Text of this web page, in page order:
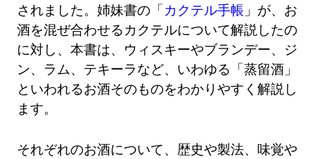
されました。姉妹書の「カクテル手帳 」が、お
酒を混ぜ合わせるカクテルについて解説したの
に対し、本書は、ウィスキーやブランデー、ジ
ン、ラム、テキーラなど、いわゆる「蒸留酒」
といわれるお酒そのものをわかりやすく解説し
ます。
それぞれのお酒について、歴史や製法、味覚や